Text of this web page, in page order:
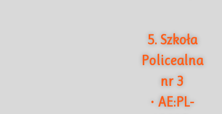
5. Szkoła
Policealna
nr 3
· AE:PL-